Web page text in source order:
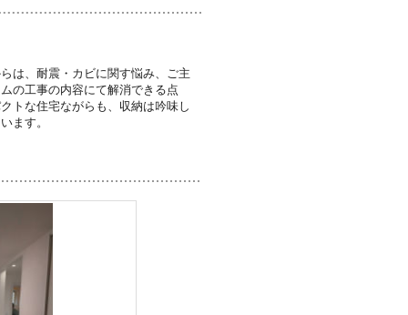
は、耐震・カビに関す悩み、ご主
の工事の内容にて解消できる点
トな住宅ながらも、収納は吟味し
ます。